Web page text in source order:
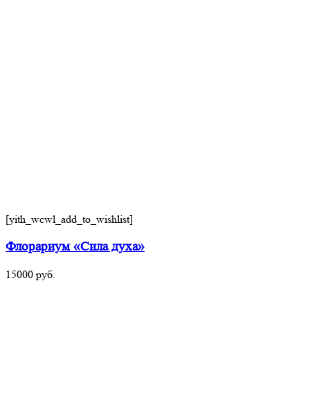
[yith_wcwl_add_to_wishlist]
Флорариум «Сила духа»
15000 руб.